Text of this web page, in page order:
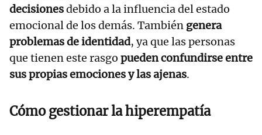
decisionesdebido a la influencia del estado
emocional de los demás. También genera
problemas de identidad, ya que las personas
que tienen este rasgo pueden confundirse entre
sus propias emociones y las ajenas.
Cómo gestionar la hiperempatía